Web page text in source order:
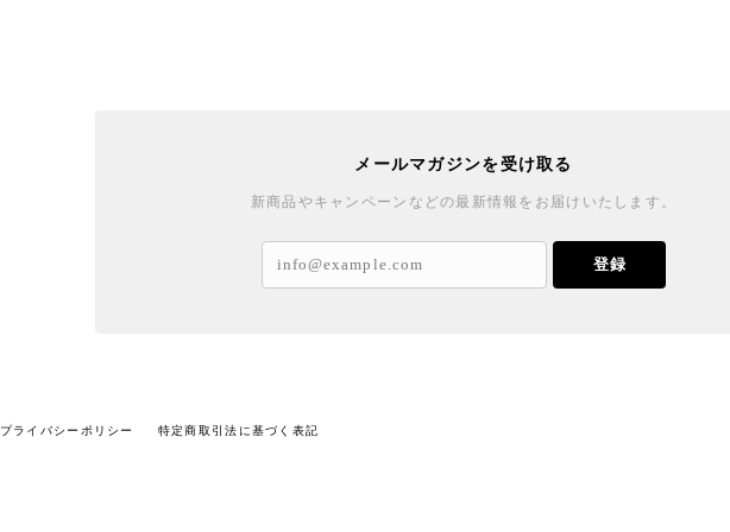
メールマガジンを受け取る
新商品やキャンペーンなどの最新情報をお届けいたします。
登録
プライバシーポリシー 特定商取引法に基づく表記